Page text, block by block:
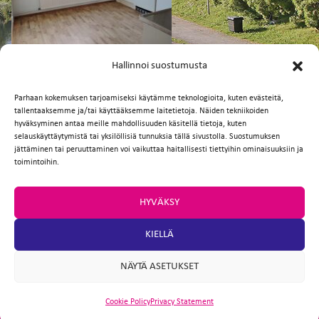
Hallinnoi suostumusta
Parhaan kokemuksen tarjoamiseksi käytämme teknologioita, kuten evästeitä,
tallentaaksemme ja/tai käyttääksemme laitetietoja. Näiden tekniikoiden
hyväksyminen antaa meille mahdollisuuden käsitellä tietoja, kuten
selauskäyttäytymistä tai yksilöllisiä tunnuksia tällä sivustolla. Suostumuksen
jättäminen tai peruuttaminen voi vaikuttaa haitallisesti tiettyihin ominaisuuksiin ja
toimintoihin.
HYVÄKSY
KIELLÄ
NÄYTÄ ASETUKSET
Cookie PolicyPrivacy Statement
Facebook
TwitterEmailWhatsApp